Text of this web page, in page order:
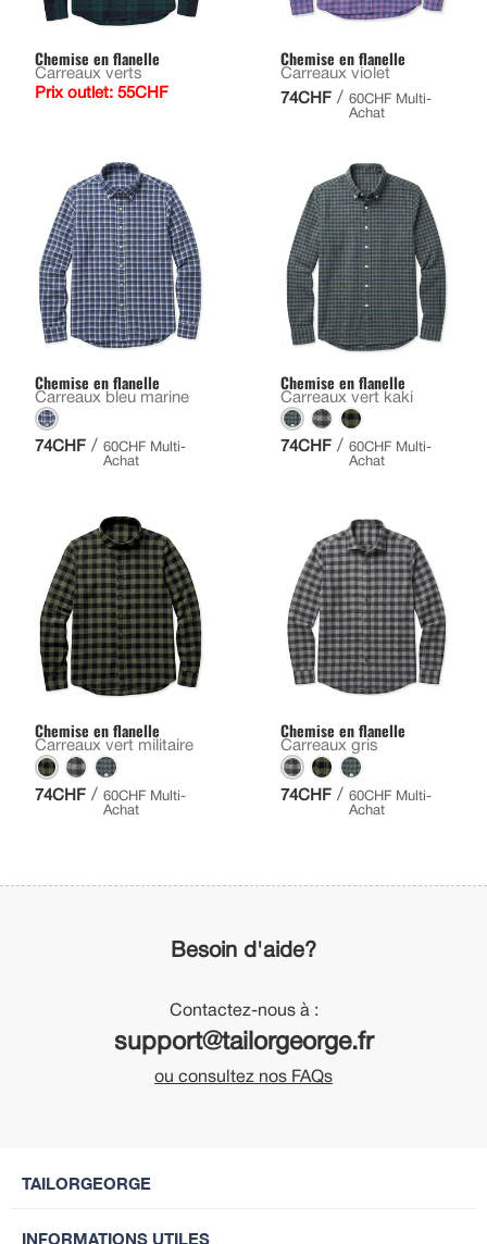
Chemise en flanelle
Carreaux verts
Prix outlet: 55CHF
Chemise en flanelle
Carreaux violet
74CHF / 60CHF Multi-
Achat
Chemise en flanelle
Carreaux bleu marine
74CHF / 60CHF Multi-
Achat
Chemise en flanelle
Carreaux vert kaki
74CHF / 60CHF Multi-
Achat
Chemise en flanelle
Carreaux vert militaire
74CHF / 60CHF Multi-
Achat
Chemise en flanelle
Carreaux gris
74CHF / 60CHF Multi-
Achat
Besoin d'aide?
Contactez-nous à :
support@tailorgeorge.fr
ou consultez nos FAQs
TAILORGEORGE
INFORMATIONS UTILES